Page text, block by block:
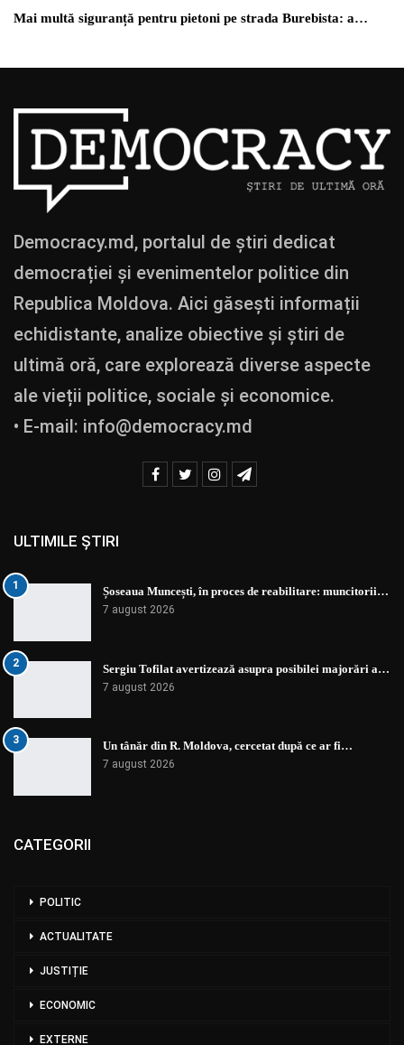
Mai multă siguranță pentru pietoni pe strada Burebista: a…
Democracy.md, portalul de știri dedicat
democrației și evenimentelor politice din
Republica Moldova. Aici găsești informații
echidistante, analize obiective și știri de
ultimă oră, care explorează diverse aspecte
ale vieții politice, sociale și economice.
• E-mail: info@democracy.md
ULTIMILE ȘTIRI
1 Șoseaua Muncești, în proces de reabilitare: muncitorii…
7 august 2026
2 Sergiu Tofilat avertizează asupra posibilei majorări a…
7 august 2026
3 Un tânăr din R. Moldova, cercetat după ce ar fi…
7 august 2026
CATEGORII
POLITIC
ACTUALITATE
JUSTIȚIE
ECONOMIC
EXTERNE